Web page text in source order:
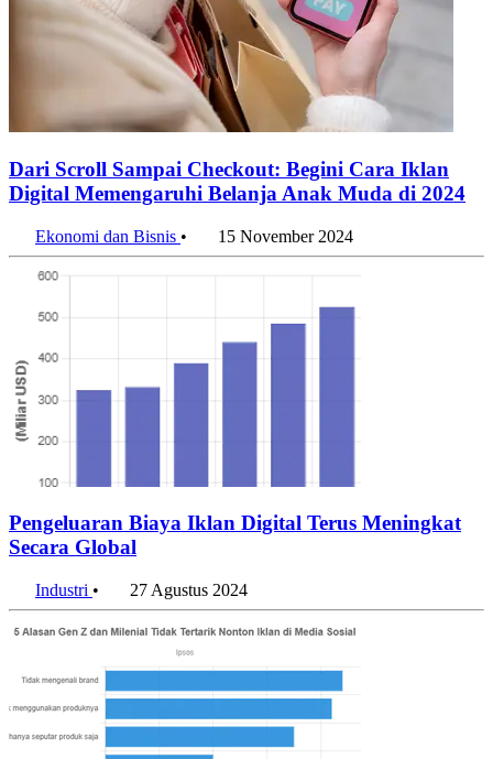
Dari Scroll Sampai Checkout: Begini Cara Iklan
Digital Memengaruhi Belanja Anak Muda di 2024
Ekonomi dan Bisnis • 15 November 2024
Pengeluaran Biaya Iklan Digital Terus Meningkat
Secara Global
Industri • 27 Agustus 2024